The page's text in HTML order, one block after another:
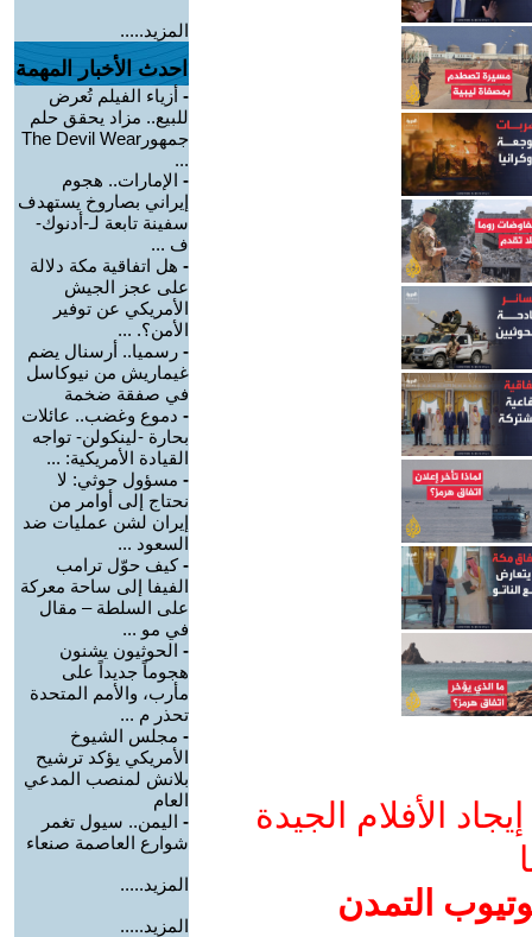
الأفلام الجيدة
التمدن
المزيد.....
احدث الأخبار المهمة
- أزياء الفيلم تُعرض
للبيع.. مزاد يحقق حلم
جمهورThe Devil Wear
...
- الإمارات.. هجوم
إيراني بصاروخ يستهدف
سفينة تابعة لـ-أدنوك-
ف ...
- هل اتفاقية مكة دلالة
على عجز الجيش
الأمريكي عن توفير
الأمن؟. ...
- رسميا.. أرسنال يضم
غيماريش من نيوكاسل
في صفقة ضخمة
- دموع وغضب.. عائلات
بحارة -لينكولن- تواجه
القيادة الأمريكية: ...
- مسؤول حوثي: لا
نحتاج إلى أوامر من
إيران لشن عمليات ضد
السعود ...
-كيف حوّل ترامب
الفيفا إلى ساحة معركة
على السلطة – مقال
في مو ...
- الحوثيون يشنون
هجوماً جديداً على
مأرب، والأمم المتحدة
تحذر م ...
- مجلس الشيوخ
الأمريكي يؤكد ترشيح
بلانش لمنصب المدعي
العام
- اليمن.. سيول تغمر
شوارع العاصمة صنعاء
المزيد.....
المزيد.....